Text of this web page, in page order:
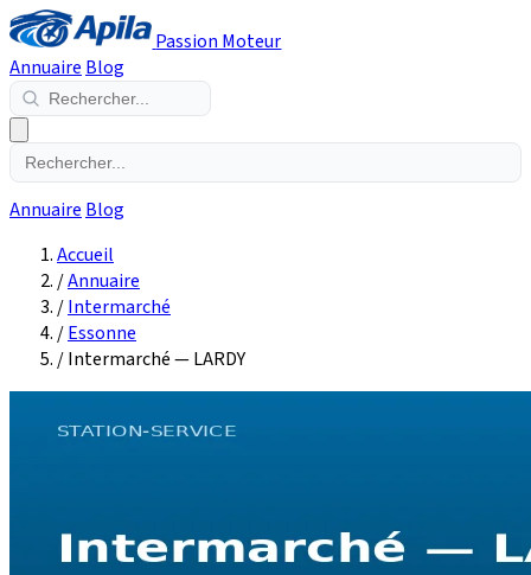
Passion Moteur
Annuaire Blog
Annuaire Blog
Accueil
/Annuaire
/Intermarché
/Essonne
/Intermarché — LARDY